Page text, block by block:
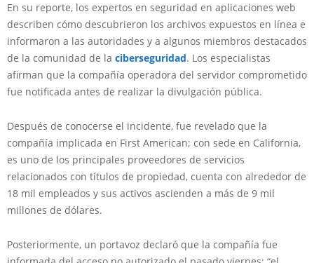
En su reporte, los expertos en seguridad en aplicaciones web
describen cómo descubrieron los archivos expuestos en línea e
informaron a las autoridades y a algunos miembros destacados
de la comunidad de la ciberseguridad. Los especialistas
afirman que la compañía operadora del servidor comprometido
fue notificada antes de realizar la divulgación pública.
Después de conocerse el incidente, fue revelado que la
compañía implicada en First American; con sede en California,
es uno de los principales proveedores de servicios
relacionados con títulos de propiedad, cuenta con alrededor de
18 mil empleados y sus activos ascienden a más de 9 mil
millones de dólares.
Posteriormente, un portavoz declaró que la compañía fue